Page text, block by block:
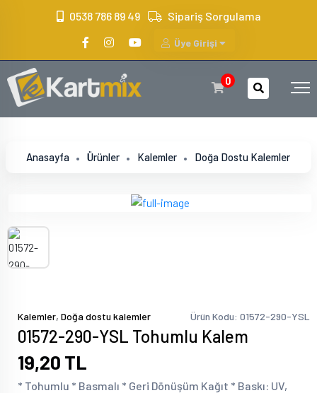
0538 786 89 49 Sipariş Sorgulama
Üye Girişi
0
Anasayfa Ürünler Kalemler Doğa Dostu Kalemler
Kalemler, Doğa dostu kalemler Ürün Kodu: 01572-290-YSL
01572-290-YSL Tohumlu Kalem
19,20 TL
* Tohumlu * Basmalı * Geri Dönüşüm Kağıt * Baskı: UV,